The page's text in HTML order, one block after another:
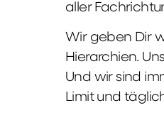
aller
Wir geben Dir
Hierarchien.
Und wir sind
Limit und